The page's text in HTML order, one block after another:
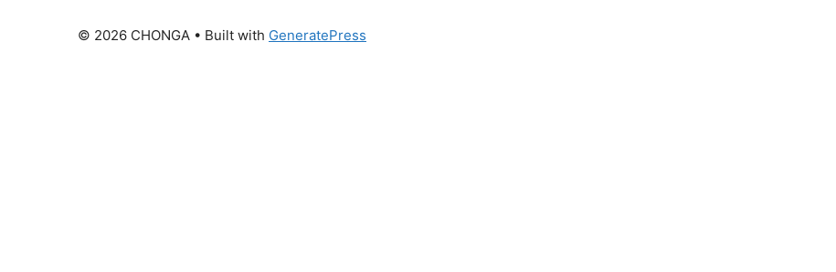
© 2026 CHONGA • Built with GeneratePress